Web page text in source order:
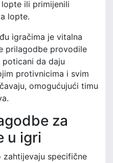
ili primijenili
lopte.
igračima je vitalna
prilagodbe provodile
da daju
protivnicima i svim
omogućujući timu
za
u igri
zahtijevaju specifične